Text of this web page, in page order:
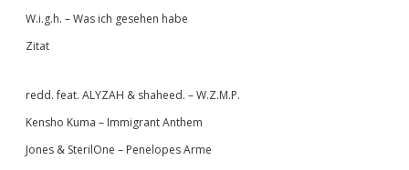
W.i.g.h. – Was ich gesehen habe
Zitat
redd. feat. ALYZAH & shaheed. – W.Z.M.P.
Kensho Kuma – Immigrant Anthem
Jones & SterilOne – Penelopes Arme